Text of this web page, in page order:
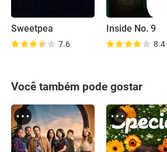
Sweetpea
7.6
Inside No. 9
8.4
Você também pode gostar